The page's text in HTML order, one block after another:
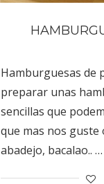
Hamburguesas de
preparar unas
sencillas que
que mas nos guste
abadejo, bacalao.. …